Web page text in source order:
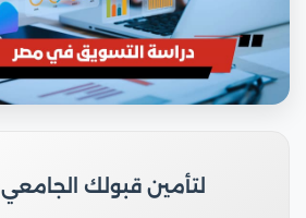
لتأمين قبولك